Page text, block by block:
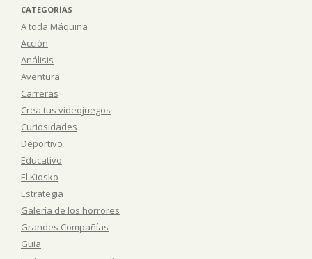
CATEGORÍAS
A toda Máquina
Acción
Análisis
Aventura
Carreras
Crea tus videojuegos
Curiosidades
Deportivo
Educativo
El Kiosko
Estrategia
Galería de los horrores
Grandes Compañías
Guia